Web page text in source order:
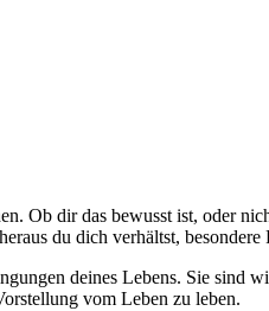
Ob dir das bewusst ist, oder
du dich verhältst,
deines Lebens. Sie sind
vom Leben zu leben.